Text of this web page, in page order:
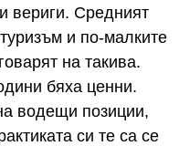
вериги. Средният
и по-малките
на такива.
бяха ценни.
водещи позиции,
си те са се